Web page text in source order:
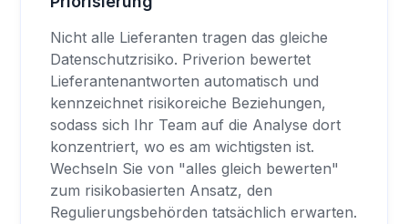
Nicht alle Lieferanten tragen das gleiche
Datenschutzrisiko. Priverion bewertet
Lieferantenantworten automatisch und
kennzeichnet risikoreiche Beziehungen,
sodass sich Ihr Team auf die Analyse dort
konzentriert, wo es am wichtigsten ist.
Wechseln Sie von "alles gleich bewerten"
zum risikobasierten Ansatz, den
Regulierungsbehörden tatsächlich erwarten.